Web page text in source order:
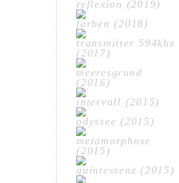
reflexion (2019)
farben (2018)
transmitter 594khz
(2017)
meeresgrund
(2016)
intervall (2015)
odyssee (2015)
metamorphose
(2015)
quintessenz (2015)